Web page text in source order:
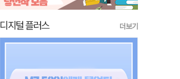
디지털 플러스 더보기